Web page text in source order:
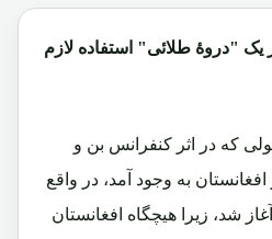
یک "دروۀ طلائی" استفاده لازم
که در اثر کنفرانس بن و
به وجود آمد، در واقع
شد، زیرا هیچگاه افغانستان